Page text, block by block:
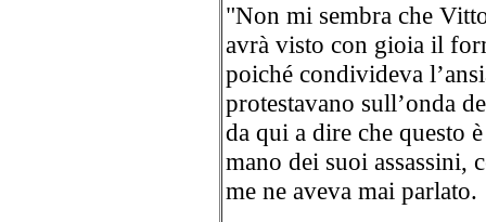
"Non mi sembra che
avrà visto con gioia il
poiché condivideva
protestavano sull’onda
da qui a dire che questo
mano dei suoi assassini,
me ne aveva mai parlato.